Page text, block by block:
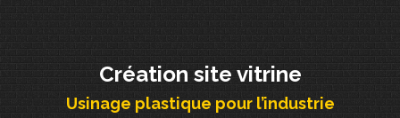
Création site vitrine
Usinage plastique pour l’industrie